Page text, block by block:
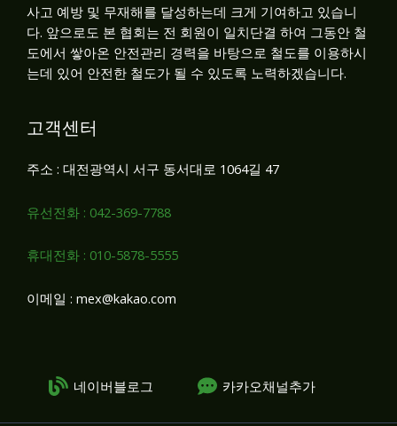
사고 예방 및 무재해를 달성하는데 크게 기여하고 있습니
다. 앞으로도 본 협회는 전 회원이 일치단결 하여 그동안 철
도에서 쌓아온 안전관리 경력을 바탕으로 철도를 이용하시
는데 있어 안전한 철도가 될 수 있도록 노력하겠습니다.
고객센터
주소 : 대전광역시 서구 동서대로 1064길 47
유선전화 : 042-369-7788
휴대전화 : 010-5878-5555
이메일 : mex@kakao.com
네이버블로그 카카오채널추가